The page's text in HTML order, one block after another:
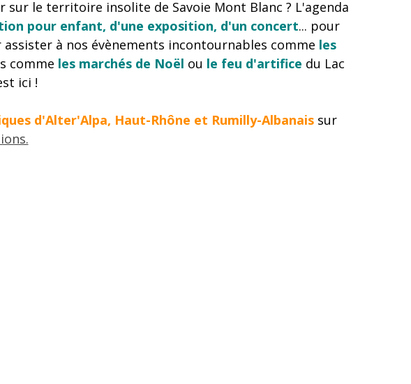
le territoire insolite de Savoie Mont Blanc ? L'agenda
pour enfant, d'une exposition, d'un concert... pour
à nos évènements incontournables comme les
comme les marchés de Noël ou le feu d'artifice du Lac
ici !
d'Alter'Alpa, Haut-Rhône et Rumilly-Albanaissur